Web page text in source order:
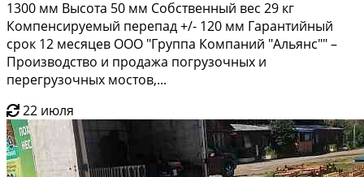
1300 мм Высота 50 мм Собственный вес 29 кг
Компенсируемый перепад +/- 120 мм Гарантийный
срок 12 месяцев ООО "Группа Компаний "Альянс"" –
Производство и продажа погрузочных и
перегрузочных мостов,...
22 июля